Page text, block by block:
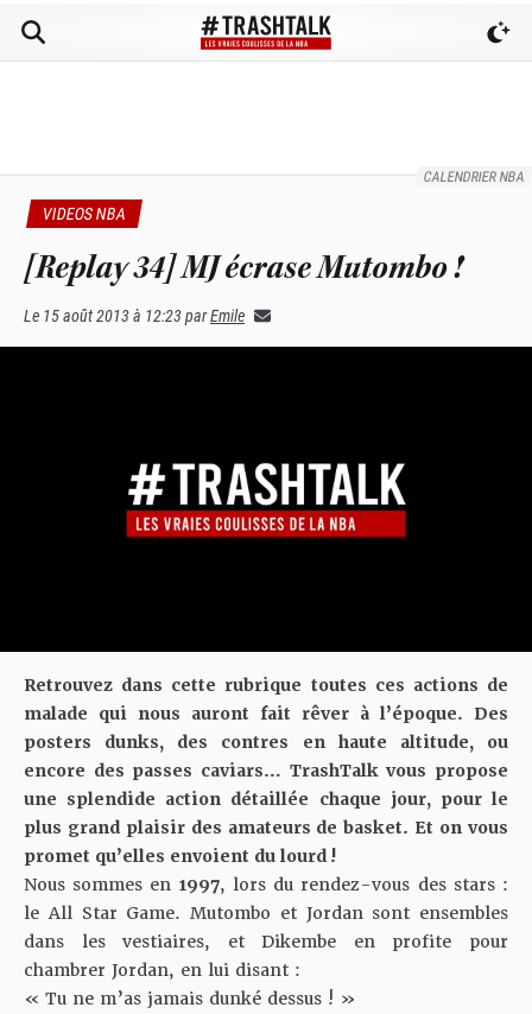
CALENDRIER NBA
VIDEOS NBA
[Replay 34] MJ écrase Mutombo !
Le 15 août 2013 à 12:23parEmile
Retrouvez dans cette rubrique toutes ces actions de
malade qui nous auront fait rêver à l’époque. Des
posters dunks, des contres en haute altitude, ou
encore des passes caviars… TrashTalk vous propose
une splendide action détaillée chaque jour, pour le
plus grand plaisir des amateurs de basket. Et on vous
promet qu’elles envoient du lourd !
Nous sommes en 1997, lors du rendez-vous des stars :
le All Star Game. Mutombo et Jordan sont ensembles
dans les vestiaires, et Dikembe en profite pour
chambrer Jordan, en lui disant :
« Tu ne m’as jamais dunké dessus ! »